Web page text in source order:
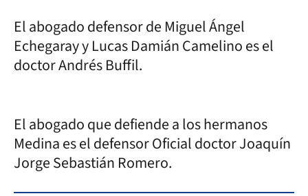
El abogado defensor de Miguel Ángel
Echegaray y Lucas Damián Camelino es el
doctor Andrés Buffil.
El abogado que defiende a los hermanos
Medina es el defensor Oficial doctor Joaquín
Jorge Sebastián Romero.